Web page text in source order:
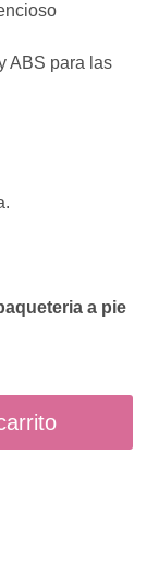
ABS para las
a pie